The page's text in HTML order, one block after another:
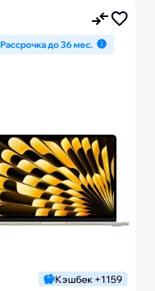
Рассрочка до 36 мес.
Кэшбек +1159